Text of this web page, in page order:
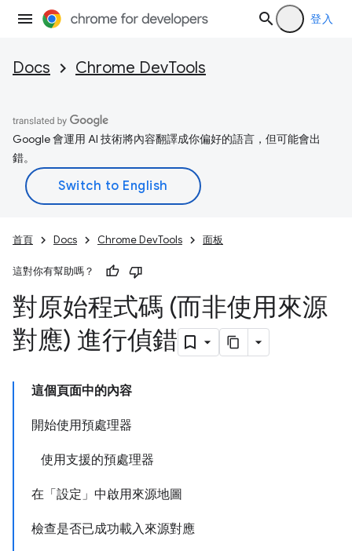
登入
Docs Chrome DevTools
Google 會運用 AI 技術將內容翻譯成你偏好的語言，但可能會出
錯。
首頁 Docs Chrome DevTools 面板
這對你有幫助嗎？
對原始程式碼 (而非使用來源
對應) 進行偵錯
這個頁面中的內容
開始使用預處理器
使用支援的預處理器
在「設定」中啟用來源地圖
檢查是否已成功載入來源對應